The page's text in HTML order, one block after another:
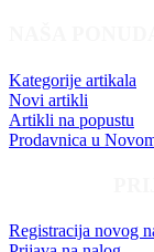
Kategorije artikala
Novi artikli
Artikli na popustu
Prodavnica u
Registracija novog